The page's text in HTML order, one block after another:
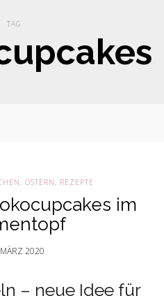
TAG
, OSTERN, REZEPTE
im
2020
– neue Idee für